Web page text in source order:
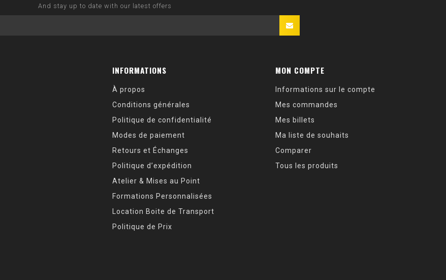
And stay up to date with our latest offers
INFORMATIONS
À propos
Conditions générales
Politique de confidentialité
Modes de paiement
Retours et Échanges
Politique d’expédition
Atelier & Mises au Point
Formations Personnalisées
Location Boite de Transport
Politique de Prix
MON COMPTE
Informations sur le compte
Mes commandes
Mes billets
Ma liste de souhaits
Comparer
Tous les produits